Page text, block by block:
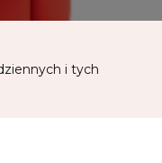
i tych